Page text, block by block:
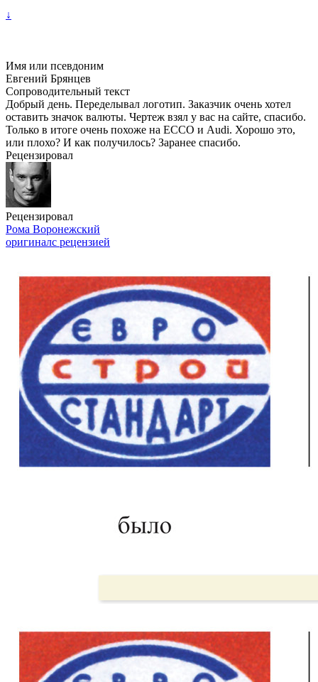
↓
Имя или псевдоним
Евгений Брянцев
Сопроводительный текст
Добрый день. Переделывал логотип. Заказчик очень хотел
оставить значок валюты. Чертеж взял у вас на сайте, спасибо.
Только в итоге очень похоже на ECCO и Audi. Хорошо это,
или плохо? И как получилось? Заранее спасибо.
Рецензировал
Рецензировал
Рома Воронежский
оригиналс рецензией